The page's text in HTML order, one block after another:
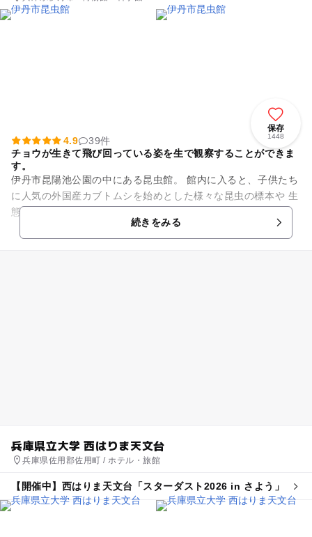
保存
1448
4.9
39件
チョウが生きて飛び回っている姿を生で観察することができま
す。
伊丹市昆陽池公園の中にある昆虫館。 館内に入ると、子供たち
に人気の外国産カブトムシを始めとした様々な昆虫の標本や 生
態展示のほか、大きな（200倍）のミツバチの模型が出迎えて
続きをみる
兵庫県立大学 西はりま天文台
兵庫県佐用郡佐用町 / ホテル・旅館
【開催中】西はりま天文台「スターダスト2026 in さよう」